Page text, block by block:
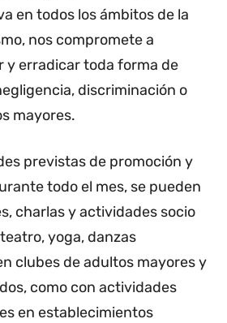
en todos los ámbitos de la
nos compromete a
y erradicar toda forma de
discriminación o
mayores.
previstas de promoción y
todo el mes, se pueden
charlas y actividades socio
yoga, danzas
clubes de adultos mayores y
como con actividades
en establecimientos